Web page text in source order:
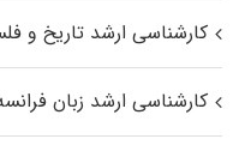
کارشناسی ارشد تاریخ و
کارشناسی ارشد زبان